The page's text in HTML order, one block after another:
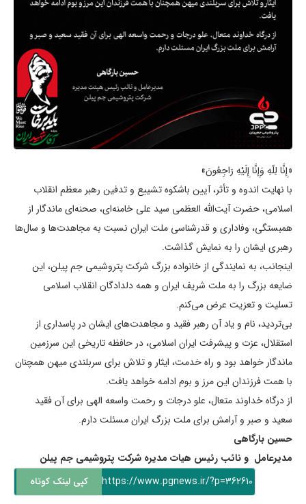
«إِنَّا لِلّهِ وَإِنَّا إِلَیْهِ رَاجِعُونَ»
با نهایت اندوه و تأثر، آیین باشکوه تشییع و تدفین رهبر معظم انقلاب
اسلامی، حضرت آیت‌الله العظمی سید علی خامنه‌ای، صحنه‌ای ماندگار از
همبستگی، وفاداری و قدرشناسی ملت ایران نسبت به مجاهدت‌ها و سال‌ها
رهبری ایشان را به نمایش گذاشت.
اینجانب، به نمایندگی از خانواده بزرگ شرکت پتروشیمی جم پیلن، این
ضایعه بزرگ را به ملت شریف ایران و همه دلدادگان انقلاب اسلامی
تسلیت و تعزیت عرض می‌کنم.
بی‌تردید، نام و یاد آن رهبر فقید و مجاهدت‌های ایشان در پاسداری از
استقلال، عزت و پیشرفت ایران اسلامی، در حافظه تاریخی این سرزمین
ماندگار خواهد بود و راه خدمت، ایثار و تلاش برای سربلندی میهن همچنان
با همت فرزندان این مرز و بوم ادامه خواهد یافت.
از درگاه خداوند متعال، علو درجات و رحمت واسعه الهی برای آن فقید
سعید و صبر و آرامش برای ملت بزرگ ایران مسئلت دارم.
حسین بارگاهی
مدیرعامل و نائب رئیس هیات مدیره شرکت پتروشیمی جم پیلن
https://www.pgnews.ir/?p=362610
کپی لینک کوتاه